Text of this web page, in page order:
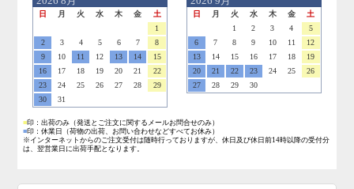
日 月 火 水 木 金
土
1
2
3 4 5 6 7
8
9
10 11 12 13 14
15
16
17 18 19 20 21
22
23
24 25 26 27 28
29
30
31
日 月 火 水 木 金
土
1
2 3 4
5
6
7 8 9 10 11
12
13
14 15 16 17 18
19
20
21 22 23 24 25
26
27
28 29 30
■印：出荷のみ （発送とご注文に関するメールお問合せのみ）
■印：休業日
（荷物の出荷、お問い合わせなどすべてお休み）
※インターネットからのご注文受付は随時行っておりますが、休日及び休日前14時以降の受付分
は、翌営業日に出荷手配となります。